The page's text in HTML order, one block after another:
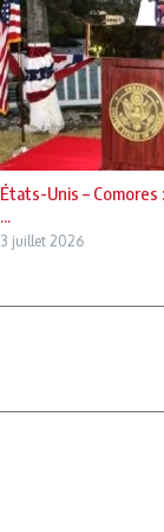
États-Unis –
...
3 juillet 2026